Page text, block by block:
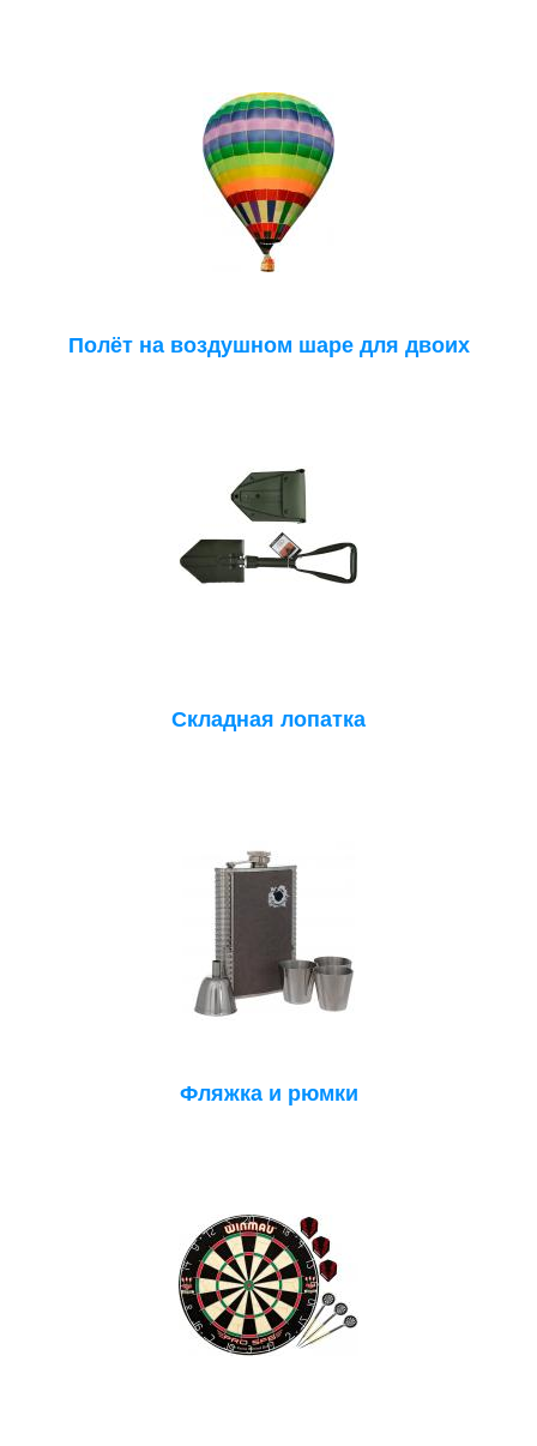
Полёт на воздушном шаре для двоих
Складная лопатка
Фляжка и рюмки